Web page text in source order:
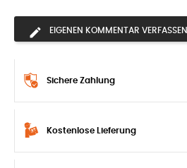
EIGENEN KOMMENTAR VERFASSEN
Sichere Zahlung
Kostenlose Lieferung